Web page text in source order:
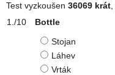
Test vyzkoušen 36069 krát
Bottle
Stojan
Láhev
Vrták